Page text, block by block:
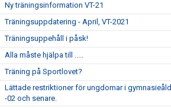
Ny träningsinformation VT-21
Träningsuppdatering - April, VT-2021
Träningsuppehåll i påsk!
Alla måste hjälpa till .....
Träning på Sportlovet?
Lättade restriktioner för ungdomar i
-02 och senare.